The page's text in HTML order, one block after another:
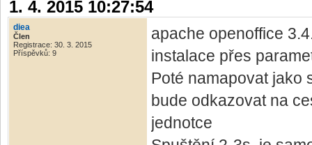
1. 4. 2015 10:27:54
diea
Člen
Registrace: 30. 3. 2015
Příspěvků: 9
apache openoffice
instalace přes
Poté namapovat jako
bude odkazovat na
jednotce